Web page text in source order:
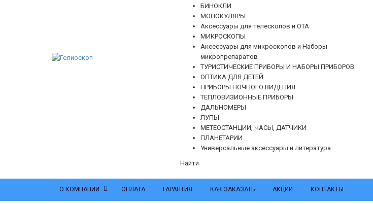
БИНОКЛИ
МОНОКУЛЯРЫ
Аксессуары для телескопов и ОТА
МИКРОСКОПЫ
Аксессуары для микроскопов и Наборы
микропрепаратов
ТУРИСТИЧЕСКИЕ ПРИБОРЫ И НАБОРЫ ПРИБОРОВ
ОПТИКА ДЛЯ ДЕТЕЙ
ПРИБОРЫ НОЧНОГО ВИДЕНИЯ
ТЕПЛОВИЗИОННЫЕ ПРИБОРЫ
ДАЛЬНОМЕРЫ
ЛУПЫ
МЕТЕОСТАНЦИИ, ЧАСЫ, ДАТЧИКИ
ПЛАНЕТАРИИ
Универсальные аксессуары и литература
Найти
О КОМПАНИИ ОПЛАТА ГАРАНТИЯ КАК ЗАКАЗАТЬ АКЦИИ КОНТАКТЫ